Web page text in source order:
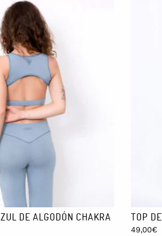
contiene una gran cantidad de
de la piel que tiene efectos anti
y centrifugado normal. No secar a
DE ALGODÓN CHAKRA TOP
49,00€